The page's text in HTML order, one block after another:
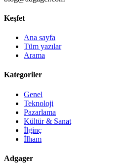
Keşfet
Ana sayfa
Tüm yazılar
Arama
Kategoriler
Genel
Teknoloji
Pazarlama
Kültür & Sanat
İlginç
İlham
Adgager